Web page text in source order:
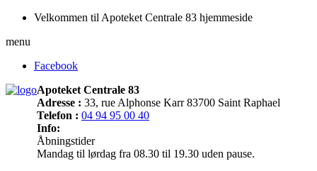
Velkommen til Apoteket Centrale 83 hjemmeside
menu
Facebook
Apoteket Centrale 83
Adresse : 33, rue Alphonse Karr 83700 Saint Raphael
Telefon : 04 94 95 00 40
Info:
Åbningstider
Mandag til lørdag fra 08.30 til 19.30 uden pause.